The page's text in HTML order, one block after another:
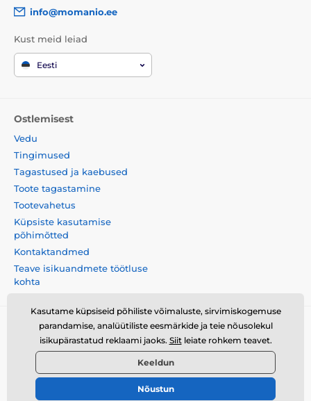
info@momanio.ee
Kust meid leiad
Eesti
Ostlemisest
Vedu
Tingimused
Tagastused ja kaebused
Toote tagastamine
Tootevahetus
Küpsiste kasutamise
põhimõtted
Kontaktandmed
Teave isikuandmete töötluse
kohta
Momanio s.r.o., Okružní 361/14, 747 18, Píšť, Tšehhi
Vabariik, VAT: CZ09604707
© 2026 www.momanio.ee ⦁ E-poe lõi
Kasutame küpsiseid põhiliste võimaluste, sirvimiskogemuse
parandamise, analüütiliste eesmärkide ja teie nõusolekul
isikupärastatud reklaami jaoks. Siitleiate rohkem teavet.
Keeldun
Nõustun